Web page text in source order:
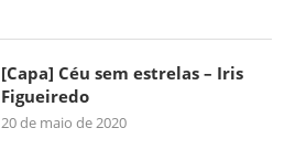
[Capa] Céu sem estrelas – Iris
Figueiredo
20 de maio de 2020